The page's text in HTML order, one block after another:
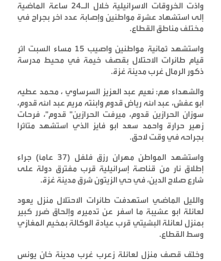
وادّت الخروقات الاسرائيلية خلال الـ24 ساعة الماضية
إلى استشهاد عشرة مواطنين وإصابة عدد آخر بجراح في
مختلف مناطق القطاع.
واستشهد ثمانية مواطنين واصيب 15 مساء السبت اثر
قيام طائرات الاحتلال بقصف خيمة في محيط مدرسة
ذكور الرمال غرب مدينة غزة.
والشهداء هم: نعيم عبد العزيز السرساوي ، محمد عطيه
ابو عفش، عبد الله رياض قدوم وابنته مريم عبد الله قدوم،
سوزان الحرازين قدوم، ميرفت الحرازين" قدوم"، فرحات
زهير حرارة واحمد سعد ابو فايز الذي استشهد متأثرا
بجراحه في وقت لاحق.
واستشهد المواطن مهران رزق فلفل (37 عاماً) جراء
إطلاق نار من قناصة إسرائيلية قرب مفترق دولة على
شارع صلاح الدين، في حي الزيتون شرق مدينة غزة.
والليل الماضي استهدفت طائرات الاحتلال منزل يعود
لعائلة ابو عشيبة ما اسفر عن تدميره وإلحاق ضرر كبير
بمنزل لعائلة البشيتي قرب عيادة الوكالة بمخيم المغازي
وسط القطاع.
وخلّف قصف منزل لعائلة زعرب غرب مدينة خان يونس